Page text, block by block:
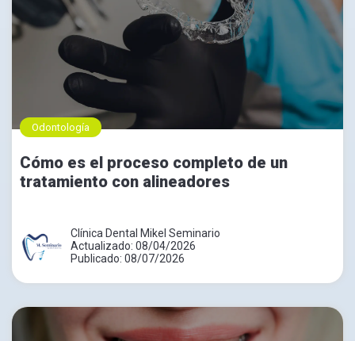
Odontología
Cómo es el proceso completo de un
tratamiento con alineadores
Clínica Dental Mikel Seminario
Actualizado: 08/04/2026
Publicado: 08/07/2026